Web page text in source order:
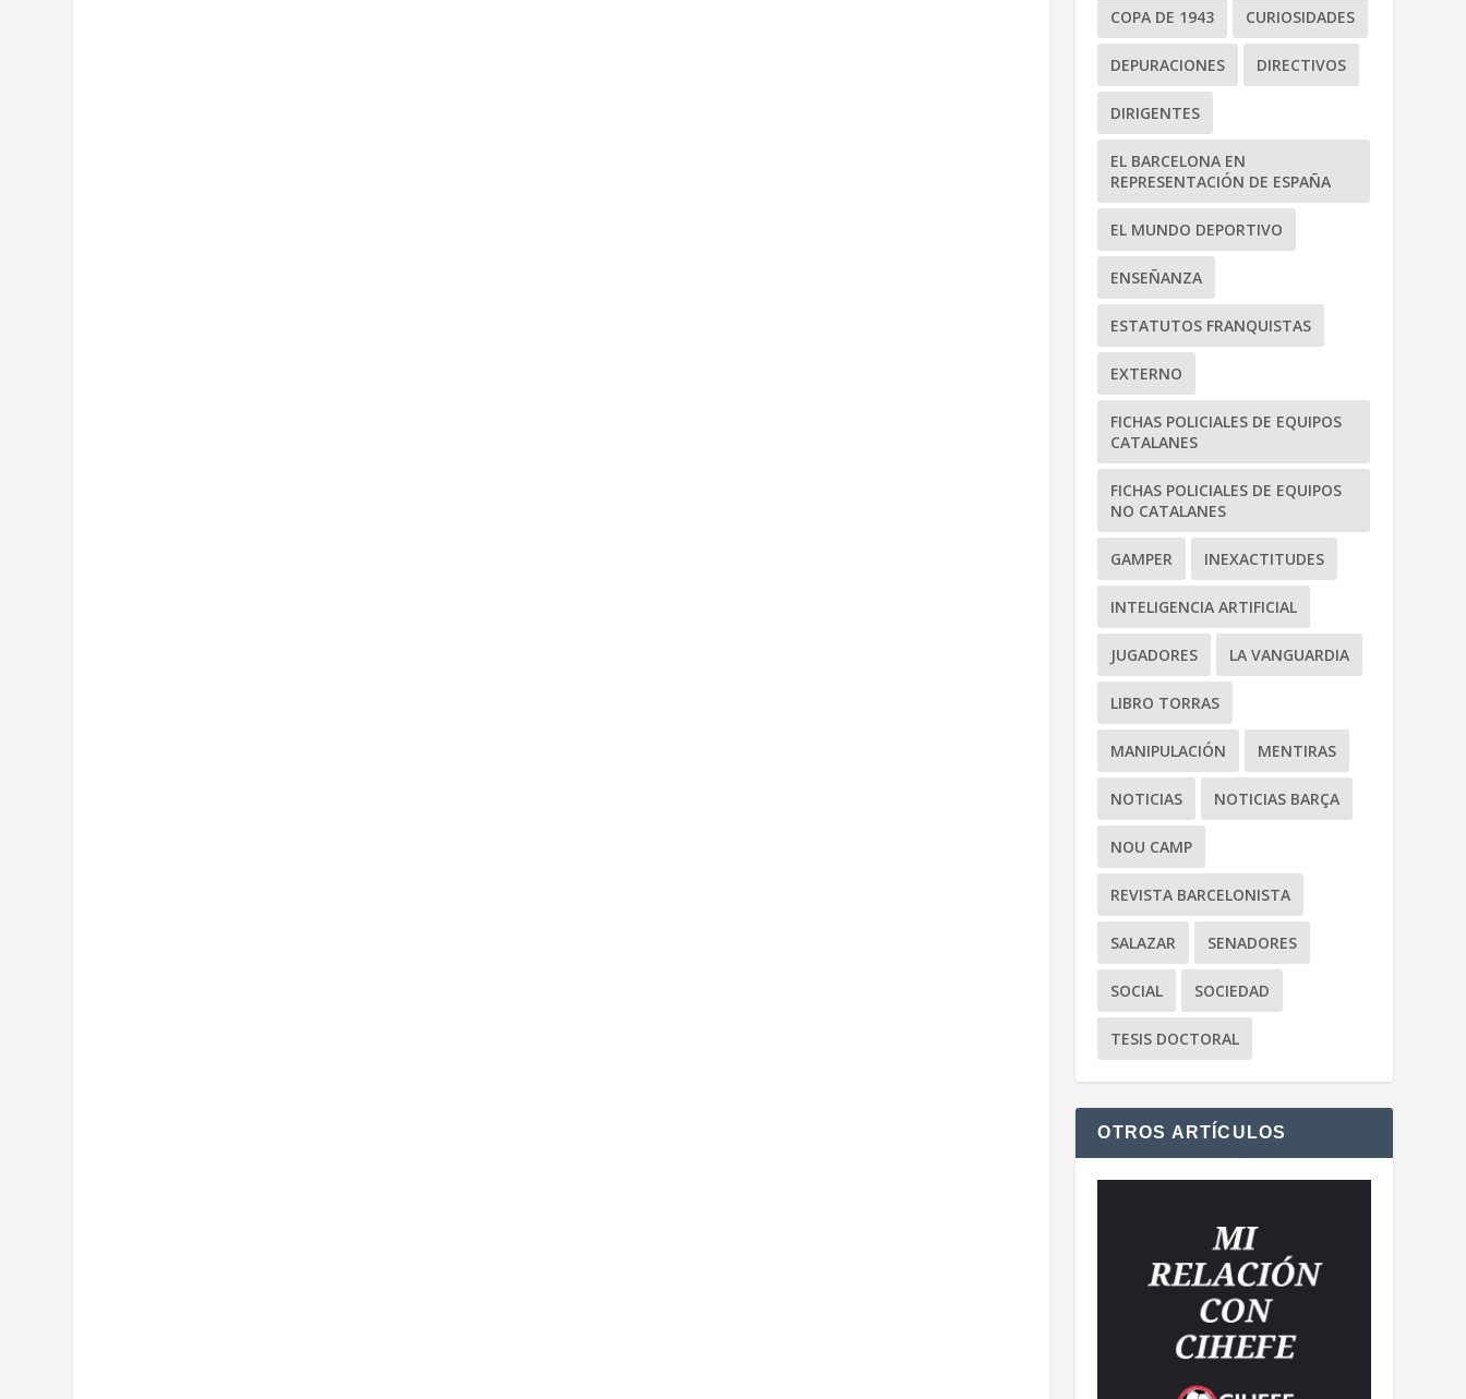
COPA DE 1943 CURIOSIDADES
DEPURACIONES DIRECTIVOS
DIRIGENTES
EL BARCELONA EN
REPRESENTACIÓN DE ESPAÑA
EL MUNDO DEPORTIVO
ENSEÑANZA
ESTATUTOS FRANQUISTAS
EXTERNO
FICHAS POLICIALES DE EQUIPOS
CATALANES
FICHAS POLICIALES DE EQUIPOS
NO CATALANES
GAMPER INEXACTITUDES
INTELIGENCIA ARTIFICIAL
JUGADORES LA VANGUARDIA
LIBRO TORRAS
MANIPULACIÓN MENTIRAS
NOTICIAS NOTICIAS BARÇA
NOU CAMP
REVISTA BARCELONISTA
SALAZAR SENADORES
SOCIAL SOCIEDAD
TESIS DOCTORAL
OTROS ARTÍCULOS